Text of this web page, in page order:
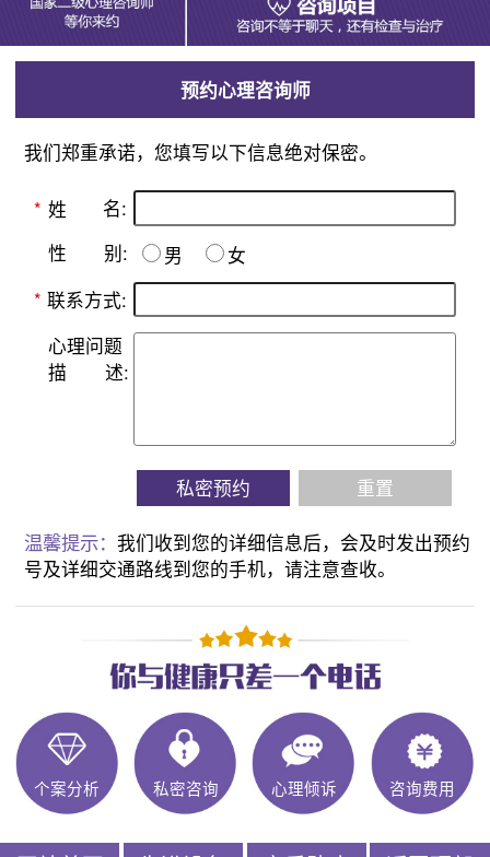
预约心理咨询师
我们郑重承诺，您填写以下信息绝对保密。
* 姓 名:
性 别: 男
女
* 联系方式:
心理问题
描
述:
私密预约 重置
温馨提示：我们收到您的详细信息后，会及时发出预约
号及详细交通路线到您的手机，请注意查收。
个案分析 私密咨询 心理倾诉 咨询费用